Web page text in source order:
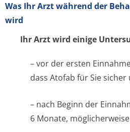
Was Ihr Arzt während der
wird
Ihr Arzt wird einige
– vor der ersten
dass Atofab für Sie
– nach Beginn der
6 Monate,